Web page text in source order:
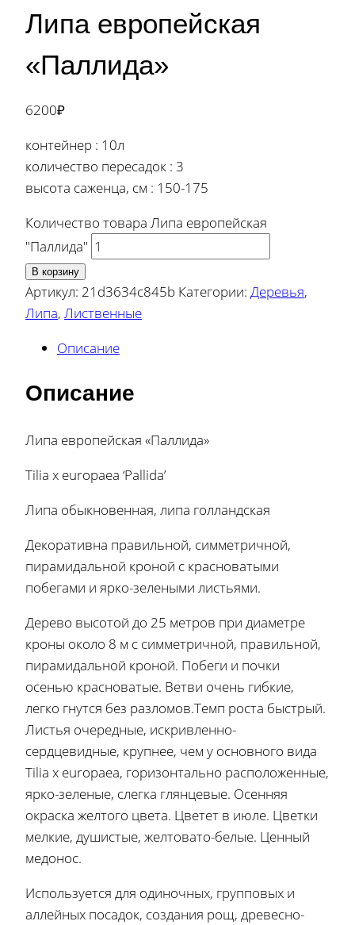
Липа европейская
«Паллида»
6200₽
контейнер : 10л
количество пересадок : 3
высота саженца, см : 150-175
Количество товара Липа европейская
"Паллида"
В корзину
Артикул: 21d3634c845b Категории: Деревья,
Липа, Лиственные
Описание
Описание
Липа европейская «Паллида»
Tilia x europaea ‘Pallida’
Липа обыкновенная, липа голландская
Декоративна правильной, симметричной,
пирамидальной кроной с красноватыми
побегами и ярко-зелеными листьями.
Дерево высотой до 25 метров при диаметре
кроны около 8 м с симметричной, правильной,
пирамидальной кроной. Побеги и почки
осенью красноватые. Ветви очень гибкие,
легко гнутся без разломов.Темп роста быстрый.
Листья очередные, искривленно-
сердцевидные, крупнее, чем у основного вида
Тilia x europaea, горизонтально расположенные,
ярко-зеленые, слегка глянцевые. Осенняя
окраска желтого цвета. Цветет в июле. Цветки
мелкие, душистые, желтовато-белые. Ценный
медонос.
Используется для одиночных, групповых и
аллейных посадок, создания рощ, древесно-